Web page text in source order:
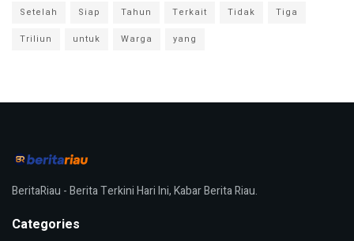
Setelah
Siap Tahun Terkait Tidak
Tiga
Triliun
untuk Warga yang
BeritaRiau - Berita Terkini Hari Ini, Kabar Berita Riau.
Categories